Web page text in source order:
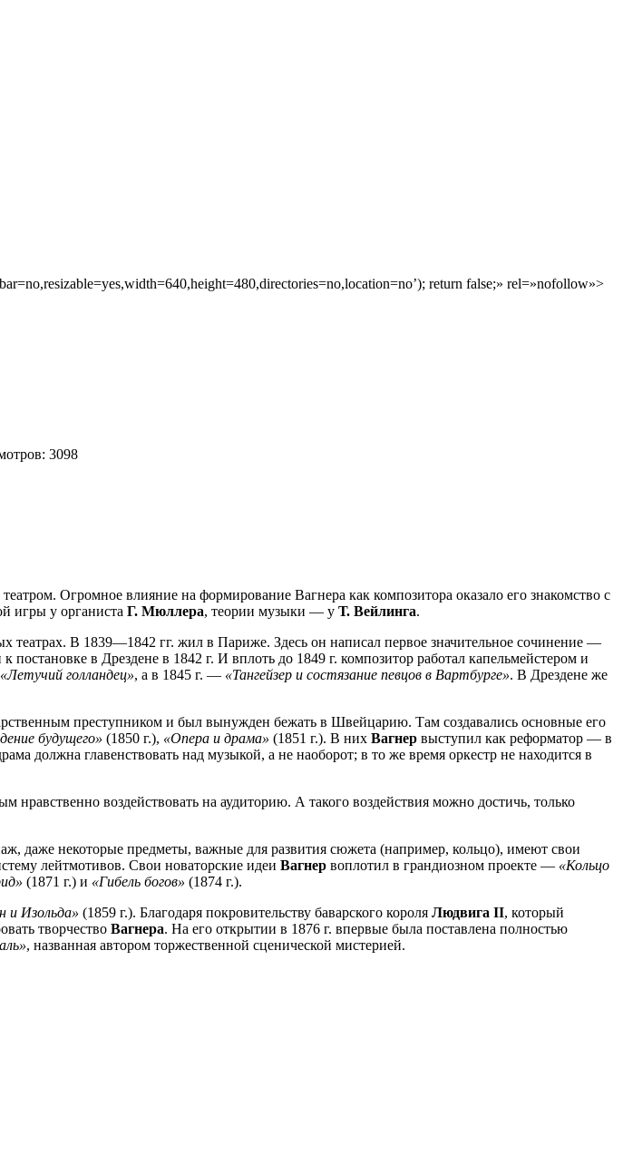
return false;» rel=»nofollow»>
3098
Огромное влияние на формирование Вагнера как композитора оказало его знакомство с
игры у органиста Г. Мюллера, теории музыки — у Т. Вейлинга.
театрах. В 1839—1842 гг. жил в Париже. Здесь он написал первое значительное сочинение —
постановке в Дрездене в 1842 г. И вплоть до 1849 г. композитор работал капельмейстером и
«Летучий голландец», а в 1845 г. — «Тангейзер и состязание певцов в Вартбурге». В Дрездене же
преступником и был вынужден бежать в Швейцарию. Там создавались основные его
будущего» (1850 г.), «Опера и драма» (1851 г.). В них Вагнер выступил как реформатор — в
должна главенствовать над музыкой, а не наоборот; в то же время оркестр не находится в
воздействовать на аудиторию. А такого воздействия можно достичь, только
даже некоторые предметы, важные для развития сюжета (например, кольцо), имеют свои
лейтмотивов. Свои новаторские идеи Вагнер воплотил в грандиозном проекте — «Кольцо
(1871 г.) и «Гибель богов» (1874 г.).
и Изольда» (1859 г.). Благодаря покровительству баварского короля Людвига II, который
творчество Вагнера. На его открытии в 1876 г. впервые была поставлена полностью
, названная автором торжественной сценической мистерией.